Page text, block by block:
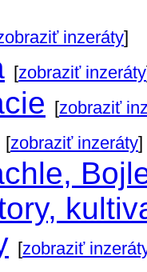
inzeráty]
[zobraziť inzeráty
[zobraziť
[zobraziť inzeráty]
[zobraziť